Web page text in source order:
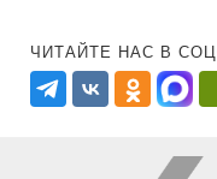
ЧИТАЙТЕ НАС В